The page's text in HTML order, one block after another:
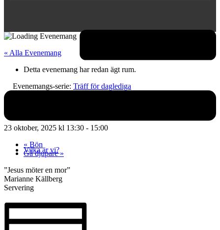
Vilka är vi?
« Alla Evenemang
Detta evenemang har redan ägt rum.
Evenemangs-serie: Träff för daglediga
23 oktober, 2025 kl 13:30 - 15:00
« Bön
Gå djupare»
”Jesus möter en mor”
Marianne Källberg
Servering